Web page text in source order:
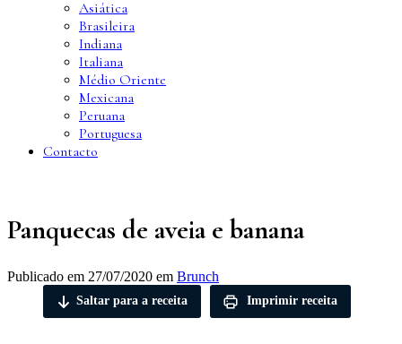
Asiática
Brasileira
Indiana
Italiana
Médio Oriente
Mexicana
Peruana
Portuguesa
Contacto
Panquecas de aveia e banana
Publicado em 27/07/2020 em Brunch
Saltar para a receita Imprimir receita